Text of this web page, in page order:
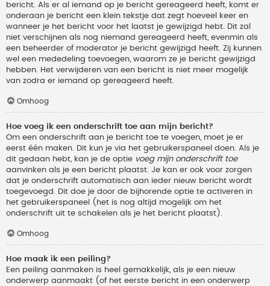
bericht. Als er al iemand op je bericht gereageerd heeft, komt er
onderaan je bericht een klein tekstje dat zegt hoeveel keer en
wanneer je het bericht voor het laatst je gewijzigd hebt. Dit zal
niet verschijnen als nog niemand gereageerd heeft, evenmin als
een beheerder of moderator je bericht gewijzigd heeft. Zij kunnen
wel een mededeling toevoegen, waarom ze je bericht gewijzigd
hebben. Het verwijderen van een bericht is niet meer mogelijk
van zodra er iemand op gereageerd heeft.
Omhoog
Hoe voeg ik een onderschrift toe aan mijn bericht?
Om een onderschrift aan je bericht toe te voegen, moet je er
eerst één maken. Dit kun je via het gebruikerspaneel doen. Als je
dit gedaan hebt, kan je de optie voeg mijn onderschrift toe
aanvinken als je een bericht plaatst. Je kan er ook voor zorgen
dat je onderschrift automatisch aan ieder nieuw bericht wordt
toegevoegd. Dit doe je door de bijhorende optie te activeren in
het gebruikerspaneel (het is nog altijd mogelijk om het
onderschrift uit te schakelen als je het bericht plaatst).
Omhoog
Hoe maak ik een peiling?
Een peiling aanmaken is heel gemakkelijk, als je een nieuw
onderwerp aanmaakt (of het eerste bericht in een onderwerp